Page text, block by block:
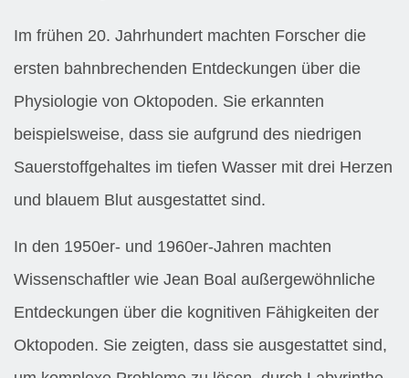
Im frühen 20. Jahrhundert machten Forscher die
ersten bahnbrechenden Entdeckungen über die
Physiologie von Oktopoden. Sie erkannten
beispielsweise, dass sie aufgrund des niedrigen
Sauerstoffgehaltes im tiefen Wasser mit drei Herzen
und blauem Blut ausgestattet sind.
In den 1950er- und 1960er-Jahren machten
Wissenschaftler wie Jean Boal außergewöhnliche
Entdeckungen über die kognitiven Fähigkeiten der
Oktopoden. Sie zeigten, dass sie ausgestattet sind,